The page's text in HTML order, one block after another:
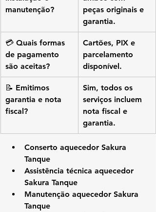
manutenção?
peças originais e
garantia.
💳 Quais formas
de pagamento
são aceitas?
Cartões, PIX e
parcelamento
disponível.
📝 Emitimos
garantia e nota
fiscal?
Sim, todos os
serviços incluem
nota fiscal e
garantia.
Conserto aquecedor Sakura
Tanque
Assistência técnica aquecedor
Sakura Tanque
Manutenção aquecedor Sakura
Tanque